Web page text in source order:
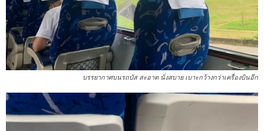
บรรยากาศบนรถบัส สะอาด นั่งสบาย เบาะกว้างกว่าเครื่องบินอีก